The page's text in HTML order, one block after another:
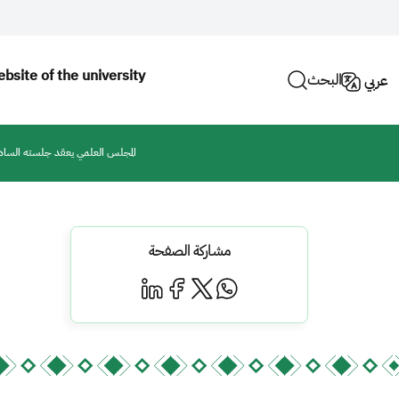
of the university البحث عربي
المجلس العلمي يعقد جلسته السادسة
مشاركة الصفحة